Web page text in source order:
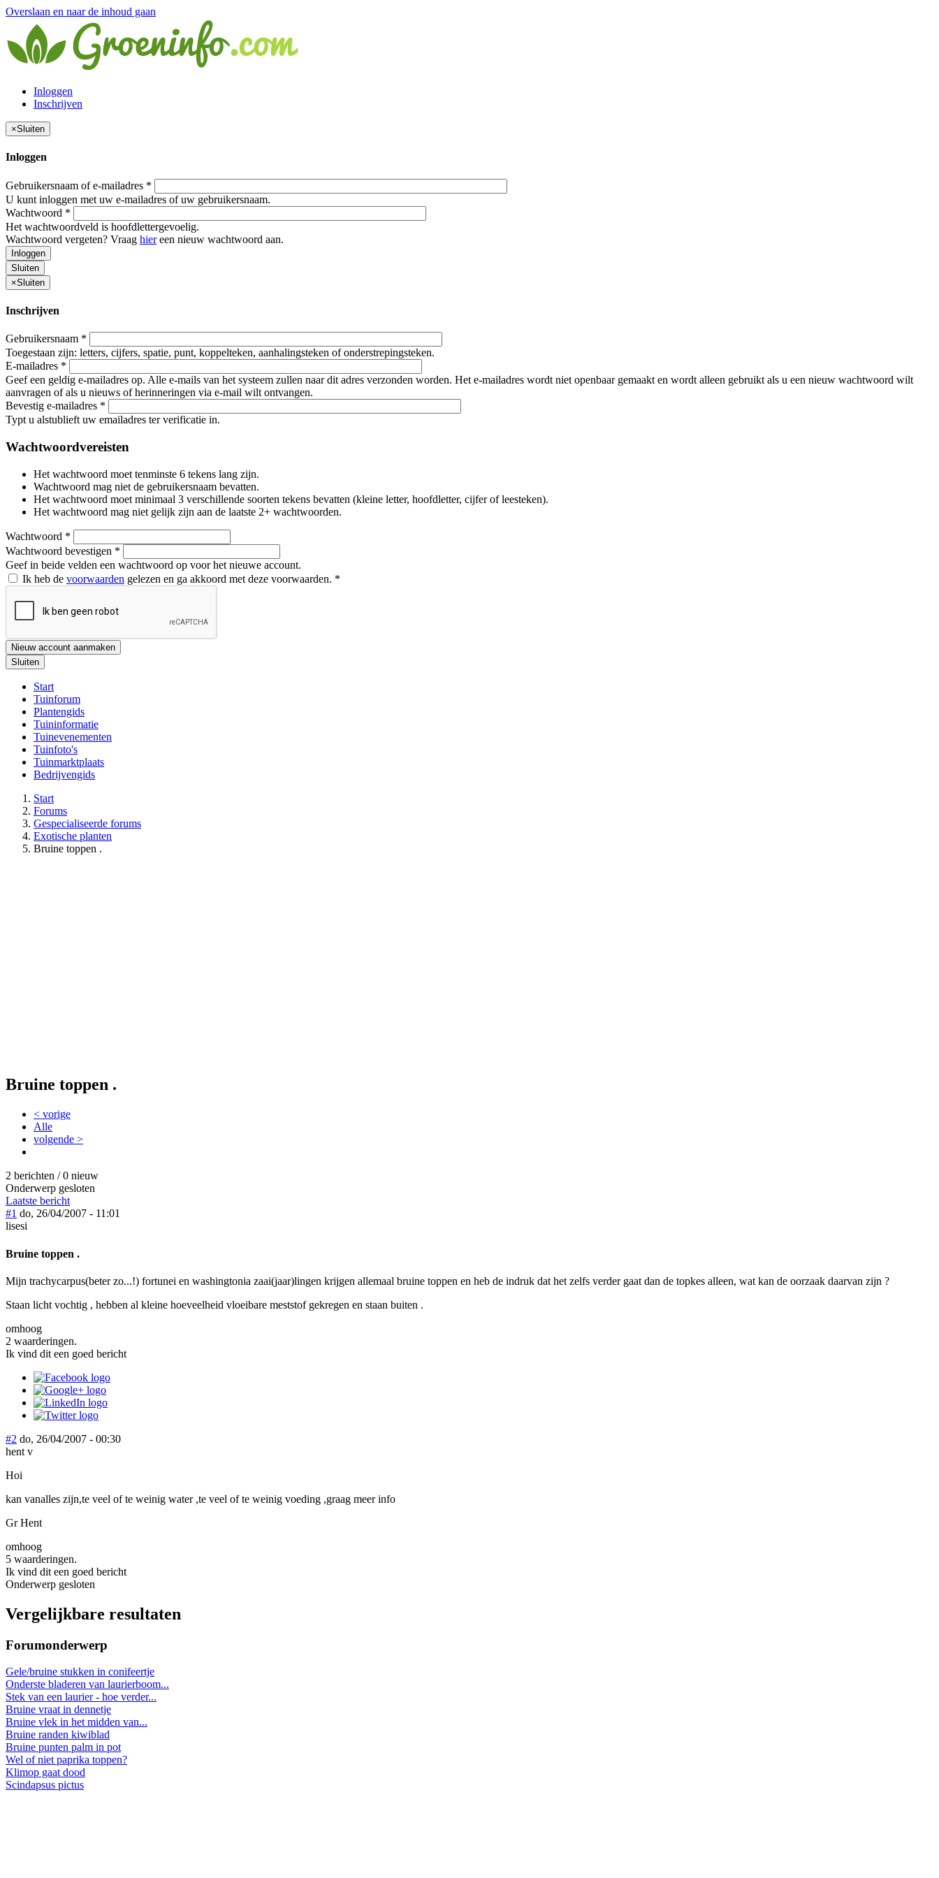
Overslaan en naar de inhoud gaan
Inloggen
Inschrijven
×Sluiten
Inloggen
Gebruikersnaam of e-mailadres *
U kunt inloggen met uw e-mailadres of uw gebruikersnaam.
Wachtwoord *
Het wachtwoordveld is hoofdlettergevoelig.
Wachtwoord vergeten? Vraag hiereen nieuw wachtwoord aan.
Inloggen
Sluiten
×Sluiten
Inschrijven
Gebruikersnaam *
Toegestaan zijn: letters, cijfers, spatie, punt, koppelteken, aanhalingsteken of onderstrepingsteken.
E-mailadres *
Geef een geldig e-mailadres op. Alle e-mails van het systeem zullen naar dit adres verzonden worden. Het e-mailadres wordt niet openbaar gemaakt en wordt alleen gebruikt als u een nieuw wachtwoord wilt
aanvragen of als u nieuws of herinneringen via e-mail wilt ontvangen.
Bevestig e-mailadres *
Typt u alstublieft uw emailadres ter verificatie in.
Wachtwoordvereisten
Het wachtwoord moet tenminste 6 tekens lang zijn.
Wachtwoord mag niet de gebruikersnaam bevatten.
Het wachtwoord moet minimaal 3 verschillende soorten tekens bevatten (kleine letter, hoofdletter, cijfer of leesteken).
Het wachtwoord mag niet gelijk zijn aan de laatste 2+ wachtwoorden.
Wachtwoord *
Wachtwoord bevestigen *
Geef in beide velden een wachtwoord op voor het nieuwe account.
Ik heb de voorwaarden gelezen en ga akkoord met deze voorwaarden. *
Nieuw account aanmaken
Sluiten
Start
Tuinforum
Plantengids
Tuininformatie
Tuinevenementen
Tuinfoto's
Tuinmarktplaats
Bedrijvengids
Start
Forums
Gespecialiseerde forums
Exotische planten
Bruine toppen .
Bruine toppen .
< vorige
Alle
volgende >
2 berichten / 0 nieuw
Onderwerp gesloten
Laatste bericht
#1 do, 26/04/2007 - 11:01
lisesi
Bruine toppen .
Mijn trachycarpus(beter zo...!) fortunei en washingtonia zaai(jaar)lingen krijgen allemaal bruine toppen en heb de indruk dat het zelfs verder gaat dan de topkes alleen, wat kan de oorzaak daarvan zijn ?
Staan licht vochtig , hebben al kleine hoeveelheid vloeibare meststof gekregen en staan buiten .
omhoog
2 waarderingen.
Ik vind dit een goed bericht
#2 do, 26/04/2007 - 00:30
hent v
Hoi
kan vanalles zijn,te veel of te weinig water ,te veel of te weinig voeding ,graag meer info
Gr Hent
omhoog
5 waarderingen.
Ik vind dit een goed bericht
Onderwerp gesloten
Vergelijkbare resultaten
Forumonderwerp
Gele/bruine stukken in conifeertje
Onderste bladeren van laurierboom...
Stek van een laurier - hoe verder...
Bruine vraat in dennetje
Bruine vlek in het midden van...
Bruine randen kiwiblad
Bruine punten palm in pot
Wel of niet paprika toppen?
Klimop gaat dood
Scindapsus pictus